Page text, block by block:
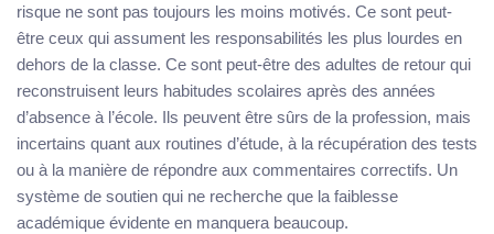
risque ne sont pas toujours les moins motivés. Ce sont peut-
être ceux qui assument les responsabilités les plus lourdes en
dehors de la classe. Ce sont peut-être des adultes de retour qui
reconstruisent leurs habitudes scolaires après des années
d’absence à l’école. Ils peuvent être sûrs de la profession, mais
incertains quant aux routines d’étude, à la récupération des tests
ou à la manière de répondre aux commentaires correctifs. Un
système de soutien qui ne recherche que la faiblesse
académique évidente en manquera beaucoup.